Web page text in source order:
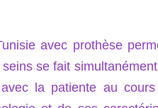
avec prothèse
se fait
la patiente au